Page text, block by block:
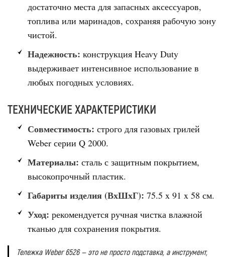
достаточно места для запасных аксессуаров,
топлива или маринадов, сохраняя рабочую зону
чистой.
Надежность: конструкция Heavy Duty
выдерживает интенсивное использование в
любых погодных условиях.
ТЕХНИЧЕСКИЕ ХАРАКТЕРИСТИКИ
Совместимость: строго для газовых грилей
Weber серии Q 2000.
Материалы: сталь с защитным покрытием,
высокопрочный пластик.
Габариты изделия (ВхШхГ): 75.5 x 91 x 58 см.
Уход: рекомендуется ручная чистка влажной
тканью для сохранения покрытия.
Тележка Weber 6526 — это не просто подставка, а инструмент,